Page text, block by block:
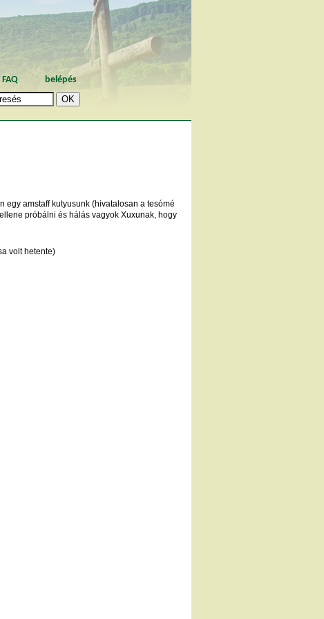
FAQ belépés
egy amstaff kutyusunk (hivatalosan a tesómé
próbálni és hálás vagyok Xuxunak, hogy
volt hetente)